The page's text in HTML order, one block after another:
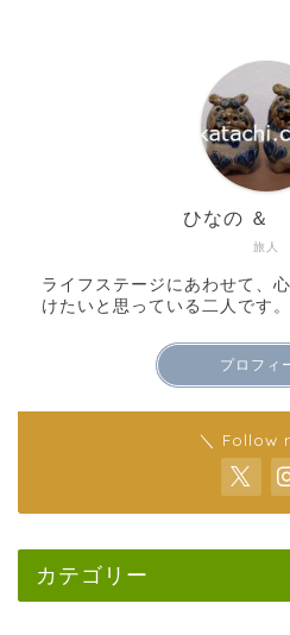
旅人
ひなの ＆
ライフステージにあわせて、
けたいと思っている二人です
プロフィ
＼ Follow
カテゴリー